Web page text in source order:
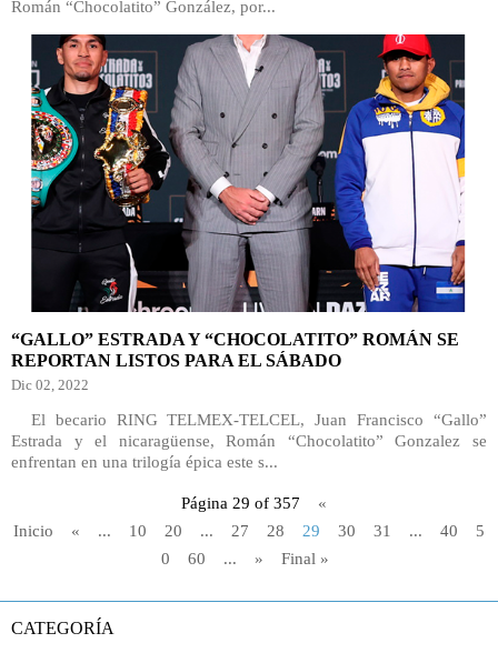
Román “Chocolatito” González, por...
“GALLO” ESTRADA Y “CHOCOLATITO” ROMÁN SE
REPORTAN LISTOS PARA EL SÁBADO
Dic 02, 2022
El becario RING TELMEX-TELCEL, Juan Francisco “Gallo”
Estrada y el nicaragüense, Román “Chocolatito” Gonzalez se
enfrentan en una trilogía épica este s...
Página 29 of 357
«
Inicio
« ... 10 20 ... 27 28 29 30 31 ... 40
5
0
60 ... » Final »
CATEGORÍA